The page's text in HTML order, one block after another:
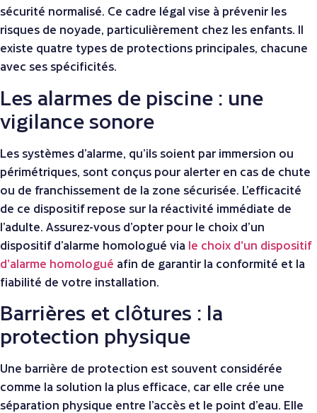
sécurité normalisé. Ce cadre légal vise à prévenir les
risques de noyade, particulièrement chez les enfants. Il
existe quatre types de protections principales, chacune
avec ses spécificités.
Les alarmes de piscine : une
vigilance sonore
Les systèmes d’alarme, qu’ils soient par immersion ou
périmétriques, sont conçus pour alerter en cas de chute
ou de franchissement de la zone sécurisée. L’efficacité
de ce dispositif repose sur la réactivité immédiate de
l’adulte. Assurez-vous d’opter pour le choix d’un
dispositif d’alarme homologué via le choix d'un dispositif
d'alarme homologué afin de garantir la conformité et la
fiabilité de votre installation.
Barrières et clôtures : la
protection physique
Une barrière de protection est souvent considérée
comme la solution la plus efficace, car elle crée une
séparation physique entre l’accès et le point d’eau. Elle